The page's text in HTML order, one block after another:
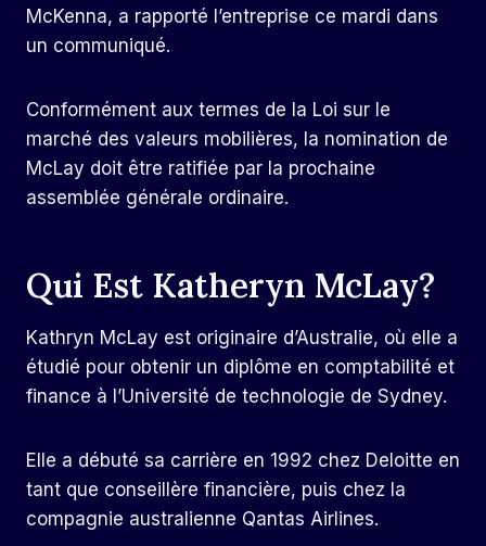
McKenna, a rapporté l’entreprise ce mardi dans
un communiqué.
Conformément aux termes de la Loi sur le
marché des valeurs mobilières, la nomination de
McLay doit être ratifiée par la prochaine
assemblée générale ordinaire.
Qui Est Katheryn McLay?
Kathryn McLay est originaire d’Australie, où elle a
étudié pour obtenir un diplôme en comptabilité et
finance à l’Université de technologie de Sydney.
Elle a débuté sa carrière en 1992 chez Deloitte en
tant que conseillère financière, puis chez la
compagnie australienne Qantas Airlines.